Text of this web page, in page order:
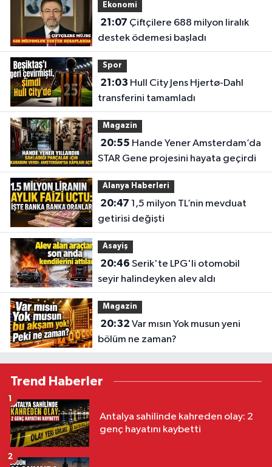
Ekonomi
21:07
destek ödemesi başladı
Spor
21:03
transferini tamamladı
Magazin
20:55
STAR Gene projesini hayata geçirdi
Alanya Haberleri
20:47
getirisi değişti
Asayiş
20:46
seyir halindeyken alev aldı
Magazin
20:32
bölüm ne zaman?
Trend Haberler
Antalya sahilinde kahreden olay: 2
genç hayatını kaybetti
1
2